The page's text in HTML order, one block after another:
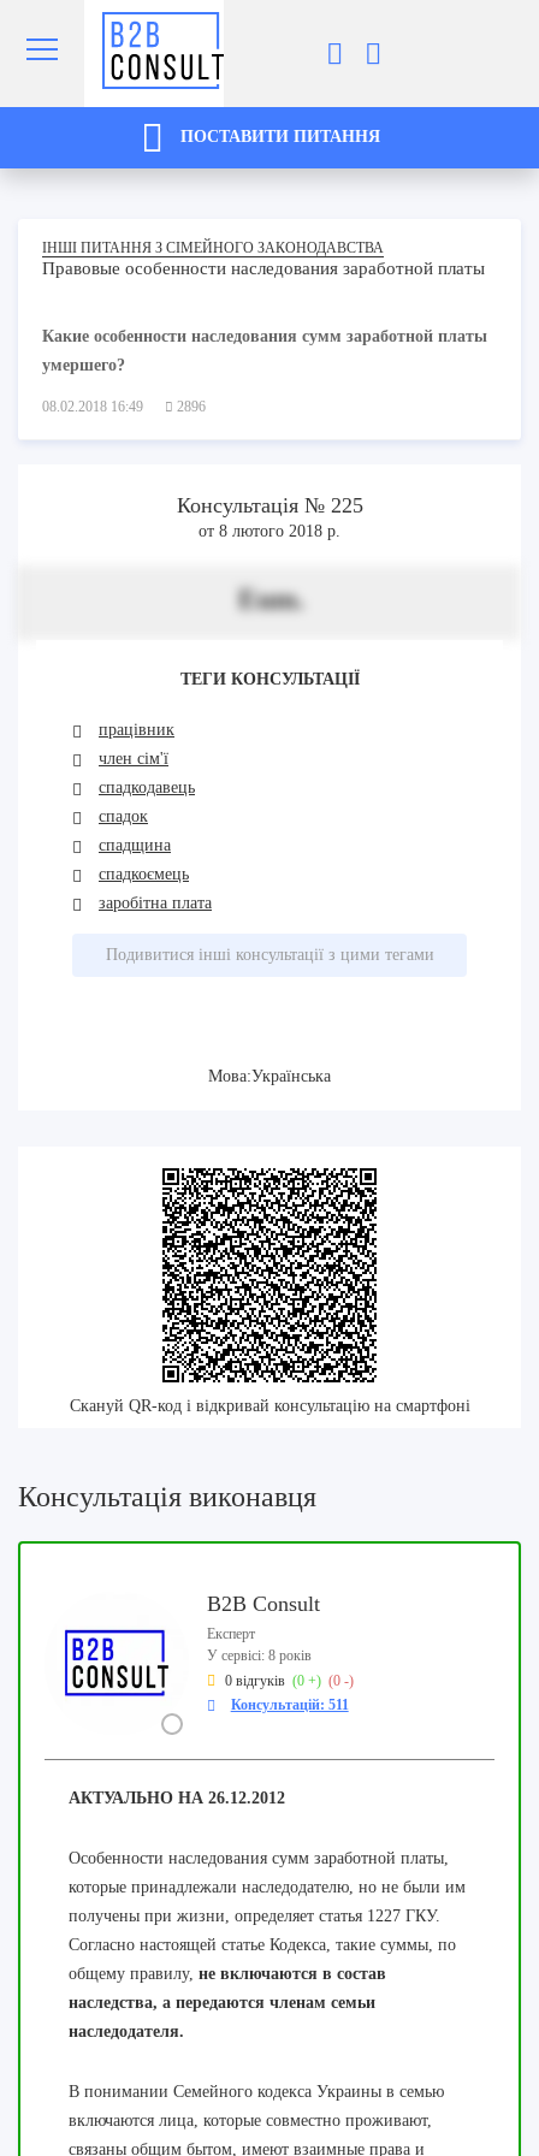
ПОСТАВИТИ ПИТАННЯ
ІНШІ ПИТАННЯ З СІМЕЙНОГО ЗАКОНОДАВСТВА
Правовые особенности наследования заработной платы
Какие особенности наследования сумм заработной платы
умершего?
08.02.2018 16:49 2896
Консультація № 225
от 8 лютого 2018 р.
Eum.
ТЕГИ КОНСУЛЬТАЦІЇ
працівник
член сім'ї
спадкодавець
спадок
спадщина
спадкоємець
заробітна плата
Подивитися інші консультації з цими тегами
Мова:Українська
Скануй QR-код і відкривай консультацію на смартфоні
Консультація виконавця
B2B Consult
Експерт
У сервісі: 8 років
0 відгуків (0 +) (0 -)
Консультацій: 511
АКТУАЛЬНО НА 26.12.2012
Особенности наследования сумм заработной платы,
которые принадлежали наследодателю, но не были им
получены при жизни, определяет статья 1227 ГКУ.
Согласно настоящей статье Кодекса, такие суммы, по
общему правилу, не включаются в состав
наследства, а передаются членам семьи
наследодателя.
В понимании Семейного кодекса Украины в семью
включаются лица, которые совместно проживают,
связаны общим бытом, имеют взаимные права и